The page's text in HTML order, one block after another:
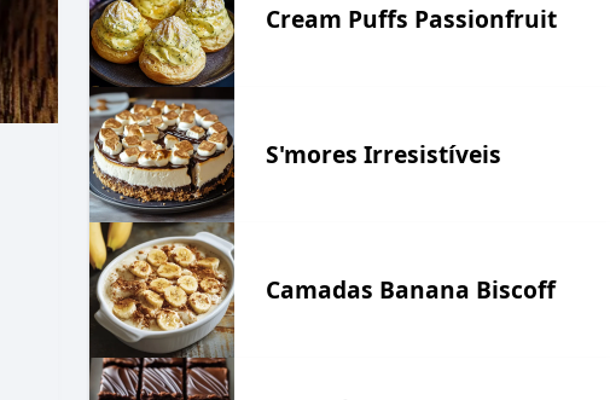
Cream Puffs Passionfruit
S'mores Irresistíveis
Camadas Banana Biscoff